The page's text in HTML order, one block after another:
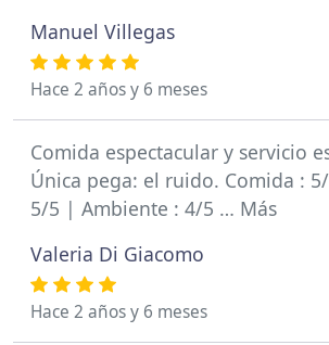
Manuel Villegas
Hace 2 años y 6 meses
Comida espectacular y servicio
Única pega: el ruido. Comida :
5/5 | Ambiente : 4/5 … Más
Valeria Di Giacomo
Hace 2 años y 6 meses